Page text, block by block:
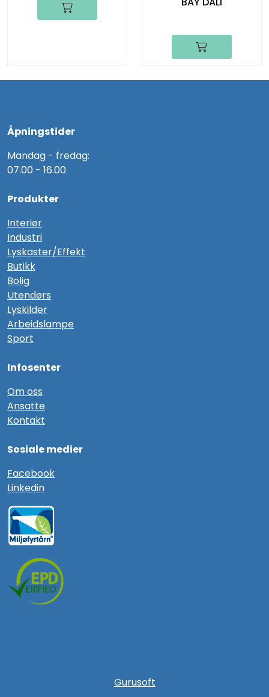
Åpningstider
Mandag - fredag:
07.00 - 16.00
Produkter
Interiør
Industri
Lyskaster/Effekt
Butikk
Bolig
Utendørs
Lyskilder
Arbeidslampe
Sport
Infosenter
Om oss
Ansatte
Kontakt
Sosiale medier
Facebook
Linkedin
Gurusoft